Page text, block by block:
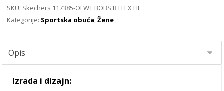
SKU: Skechers 117385-OFWT BOBS B FLEX HI
Kategorije: Sportska obuća,Žene
Izrada i dizajn: